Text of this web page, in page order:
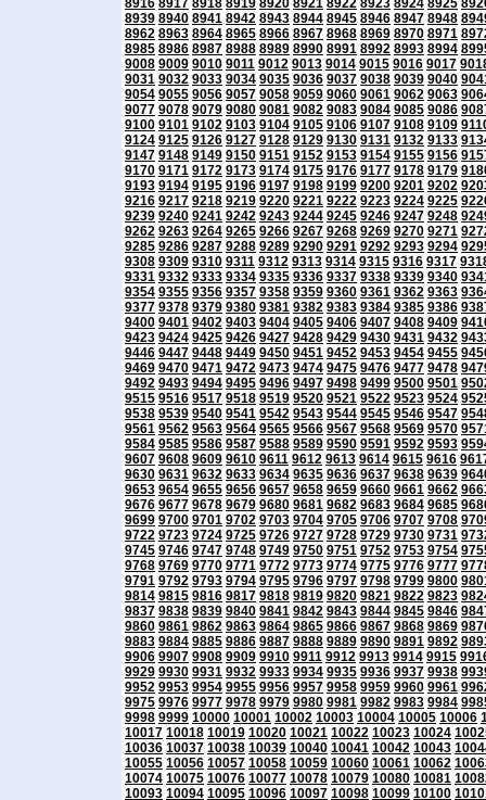
8916 8917 8918 8919 8920 8921 8922 8923 8924 8925
8939 8940 8941 8942 8943 8944 8945 8946 8947 8948
8962 8963 8964 8965 8966 8967 8968 8969 8970 8971
8985 8986 8987 8988 8989 8990 8991 8992 8993 8994
9008 9009 9010 9011 9012 9013 9014 9015 9016 9017
9031 9032 9033 9034 9035 9036 9037 9038 9039 9040
9054 9055 9056 9057 9058 9059 9060 9061 9062 9063
9077 9078 9079 9080 9081 9082 9083 9084 9085 9086
9100 9101 9102 9103 9104 9105 9106 9107 9108 9109
9124 9125 9126 9127 9128 9129 9130 9131 9132 9133
9147 9148 9149 9150 9151 9152 9153 9154 9155 9156
9170 9171 9172 9173 9174 9175 9176 9177 9178 9179
9193 9194 9195 9196 9197 9198 9199 9200 9201 9202
9216 9217 9218 9219 9220 9221 9222 9223 9224 9225
9239 9240 9241 9242 9243 9244 9245 9246 9247 9248
9262 9263 9264 9265 9266 9267 9268 9269 9270 9271
9285 9286 9287 9288 9289 9290 9291 9292 9293 9294
9308 9309 9310 9311 9312 9313 9314 9315 9316 9317
9331 9332 9333 9334 9335 9336 9337 9338 9339 9340
9354 9355 9356 9357 9358 9359 9360 9361 9362 9363
9377 9378 9379 9380 9381 9382 9383 9384 9385 9386
9400 9401 9402 9403 9404 9405 9406 9407 9408 9409
9423 9424 9425 9426 9427 9428 9429 9430 9431 9432
9446 9447 9448 9449 9450 9451 9452 9453 9454 9455
9469 9470 9471 9472 9473 9474 9475 9476 9477 9478
9492 9493 9494 9495 9496 9497 9498 9499 9500 9501
9515 9516 9517 9518 9519 9520 9521 9522 9523 9524
9538 9539 9540 9541 9542 9543 9544 9545 9546 9547
9561 9562 9563 9564 9565 9566 9567 9568 9569 9570
9584 9585 9586 9587 9588 9589 9590 9591 9592 9593
9607 9608 9609 9610 9611 9612 9613 9614 9615 9616
9630 9631 9632 9633 9634 9635 9636 9637 9638 9639
9653 9654 9655 9656 9657 9658 9659 9660 9661 9662
9676 9677 9678 9679 9680 9681 9682 9683 9684 9685
9699 9700 9701 9702 9703 9704 9705 9706 9707 9708
9722 9723 9724 9725 9726 9727 9728 9729 9730 9731
9745 9746 9747 9748 9749 9750 9751 9752 9753 9754
9768 9769 9770 9771 9772 9773 9774 9775 9776 9777
9791 9792 9793 9794 9795 9796 9797 9798 9799 9800
9814 9815 9816 9817 9818 9819 9820 9821 9822 9823
9837 9838 9839 9840 9841 9842 9843 9844 9845 9846
9860 9861 9862 9863 9864 9865 9866 9867 9868 9869
9883 9884 9885 9886 9887 9888 9889 9890 9891 9892
9906 9907 9908 9909 9910 9911 9912 9913 9914 9915
9929 9930 9931 9932 9933 9934 9935 9936 9937 9938
9952 9953 9954 9955 9956 9957 9958 9959 9960 9961
9975 9976 9977 9978 9979 9980 9981 9982 9983 9984
9998 9999 10000 10001 10002 10003 10004 10005 10006
10017 10018 10019 10020 10021 10022 10023 10024
10036 10037 10038 10039 10040 10041 10042 10043
10055 10056 10057 10058 10059 10060 10061 10062
10074 10075 10076 10077 10078 10079 10080 10081
10093 10094 10095 10096 10097 10098 10099 10100